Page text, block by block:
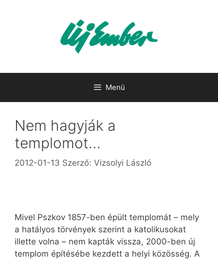
Menü
Nem hagyják a
templomot…
2012-01-13 Szerző: Vizsolyi László
Mivel Pszkov 1857-ben épült templomát – mely
a hatályos törvények szerint a katolikusokat
illette volna – nem kapták vissza, 2000-ben új
templom építésébe kezdett a helyi közösség. A